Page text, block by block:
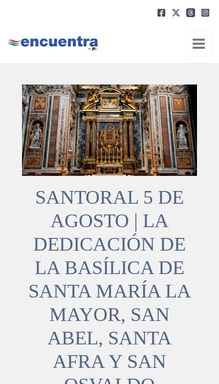
SANTORAL 5 DE
AGOSTO | LA
DEDICACIÓN DE
LA BASÍLICA DE
SANTA MARÍA LA
MAYOR, SAN
ABEL, SANTA
AFRA Y SAN